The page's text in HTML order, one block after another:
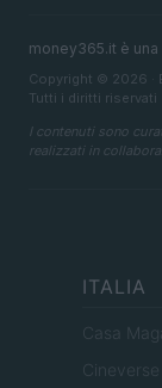
money365.it è
Copyright © 2026 ·
Tutti i diritti riservati
I contenuti sono
realizzati in
ITALIA
Casa
Cineverse